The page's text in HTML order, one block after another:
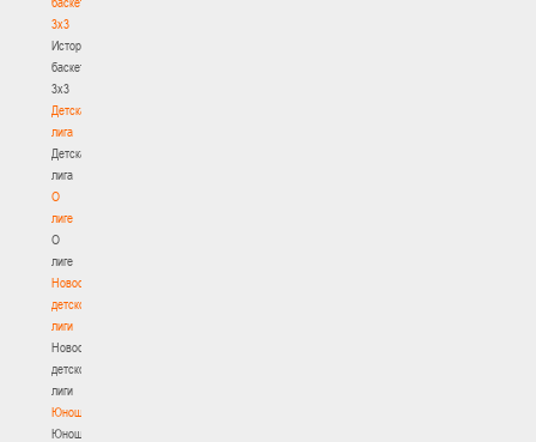
3х3
История
баскетбола
3х3
Детская
лига
Детская
лига
О
лиге
О
лиге
Новости
детской
лиги
Новости
детской
лиги
Юноши
Юноши